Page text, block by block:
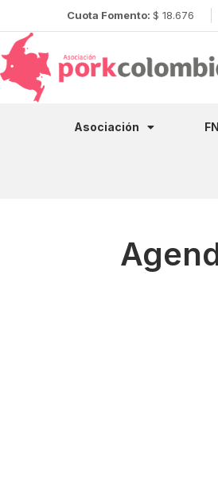
Cuota Fomento: $ 18.676
Asociación